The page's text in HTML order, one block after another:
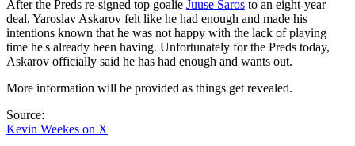
After the Preds re-signed top goalie Juuse Saros to an eight-year
deal, Yaroslav Askarov felt like he had enough and made his
intentions known that he was not happy with the lack of playing
time he's already been having. Unfortunately for the Preds today,
Askarov officially said he has had enough and wants out.
More information will be provided as things get revealed.
Source:
Kevin Weekes on X